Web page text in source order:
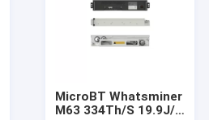
MicroBT Whatsminer
M63 334Th/S 19.9J/T